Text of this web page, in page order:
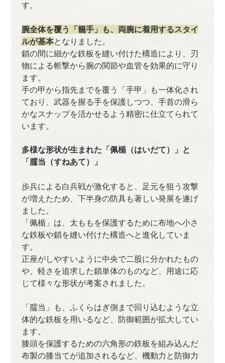
す。
腕全体を覆う「籠手」も、両腕に着用するスタイ
ルが基本となりました。
鎖の間に細かな鉄板を縫い付けた構造により、刃
物による斬撃から腕の関節や血管を効果的に守り
ます。
手の甲から指先までを覆う「手甲」も一体化され
ており、武器を握る手を保護しつつ、手首の滑ら
かなスナップを活かせるよう精密に仕立てられて
います。
多様な形状が生まれた「佩楯（はいだて）」と
「臑当（すねあて）」
歩兵による白兵戦が激化すると、足元を狙う攻撃
が増えたため、下半身の防具も著しい発展を遂げ
ました。
「佩楯」は、太ももを保護するために布地へ小さ
な鉄板や鎖を縫い付けた構造へと進化していま
す。
正座がしやすいように中央で二股に分かれたもの
や、軽さを追求した鎖単体のものなど、用途に応
じて様々な形状が考案されました。
「臑当」も、ふくらはぎ側まで回り込むような立
体的な鉄板を用いるなど、防御範囲が拡大してい
ます。
膝頭を保護するための六角形の鉄板を組み込んだ
布製の膝当てが追加されるなど、機動力と防御力